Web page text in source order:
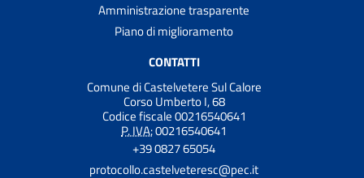
Amministrazione trasparente
Piano di miglioramento
CONTATTI
Comune di Castelvetere Sul Calore
Corso Umberto I, 68
Codice fiscale 00216540641
P. IVA:00216540641
+39 0827 65054
protocollo.castelveteresc@pec.it